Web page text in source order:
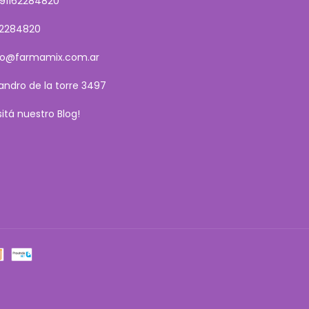
de la torre 3497
nuestro Blog!